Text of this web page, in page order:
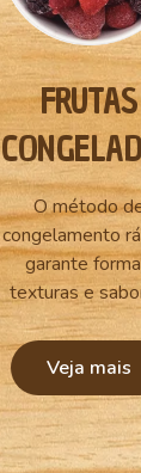
FRUTAS
O método
congelamento
garante
texturas e
Veja mais